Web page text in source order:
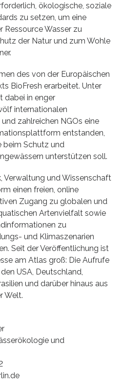
ökologische, soziale
zu setzen, um eine
Wasser zu
der Natur und zum Wohle
des von der Europäischen
BioFresh erarbeitet. Unter
dabei in enger
internationalen
zahlreichen NGOs eine
entstanden,
beim Schutz und
unterstützen soll.
Verwaltung und Wissenschaft
einen freien, online
Zugang zu globalen und
Artenvielfalt sowie
zu
und Klimaszenarien
Seit der Veröffentlichung ist
am Atlas groß: Die Aufrufe
USA, Deutschland,
und darüber hinaus aus
Welt.
und